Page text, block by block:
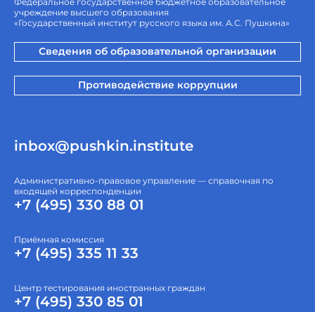
учреждение высшего образования
«Государственный институт русского языка им. А.С. Пушкина»
Сведения об образовательной организации
Противодействие коррупции
inbox@pushkin.institute
Административно-правовое управление — справочная по
входящей корреспонденции
+7 (495) 330 88 01
Приёмная комиссия
+7 (495) 335 11 33
Центр тестирования иностранных граждан
+7 (495) 330 85 01